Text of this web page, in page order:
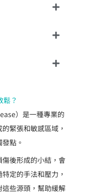
鬆？
）是一種專業的
緊張和敏感區域，
點。
後形成的小結，會
定的手法和壓力，
些源頭，幫助緩解